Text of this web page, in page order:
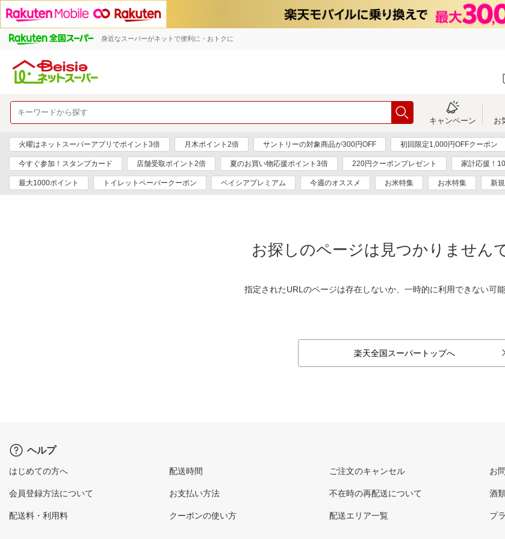
身近なスーパーがネットで便利に・おトクに
キャンペーン お
火曜はネットスーパーアプリでポイント3倍 月木ポイント2倍 サントリーの対象商品が300円OFF 初回限定1,000円OFFクーポン
今すぐ参加！スタンプカード 店舗受取ポイント2倍 夏のお買い物応援ポイント3倍 220円クーポンプレゼント 家計応援！
最大1000ポイント トイレットペーパークーポン ベイシアプレミアム 今週のオススメ お米特集 お水特集 新
お探しのページは見つかりません
指定されたURLのページは存在しないか、一時的に利用できない可能
楽天全国スーパートップへ
ヘルプ
はじめての方へ
会員登録方法について
配送料・利用料
配送時間
お支払い方法
クーポンの使い方
ご注文のキャンセル
不在時の再配送について
配送エリア一覧
お
酒
プ